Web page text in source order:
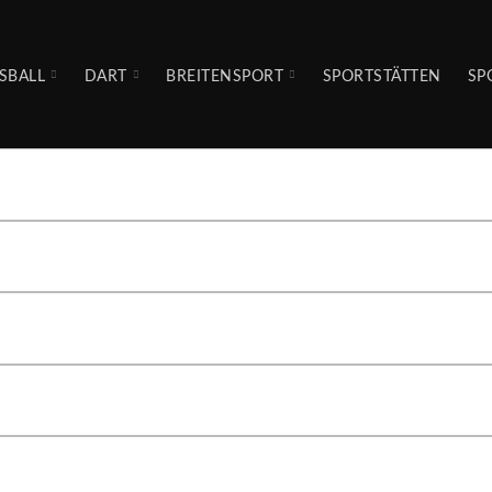
DART BREITENSPORT SPORTSTÄTTEN